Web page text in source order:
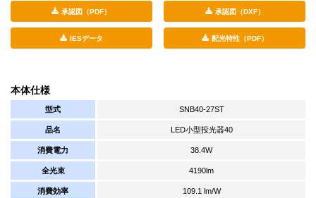
承認図（PDF） 承認図（DXF）
IESデータ 配光特性（PDF）
本体仕様
型式 SNB40-27ST
品名 LED小型投光器40
消費電力 38.4W
全光束 4190lm
消費効率 109.1 lm/W